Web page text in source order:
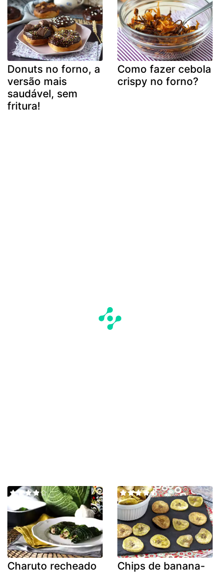
Donuts no forno, a
versão mais
saudável, sem
fritura!
Como fazer cebola
crispy no forno?
Charuto recheado
Chips de banana-